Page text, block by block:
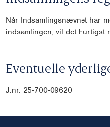
Når Indsamlingsnævnet har
indsamlingen, vil det hurtigst
Eventuelle
J.nr. 25-700-09620